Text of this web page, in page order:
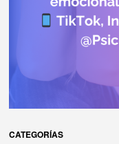
CATEGORÍAS